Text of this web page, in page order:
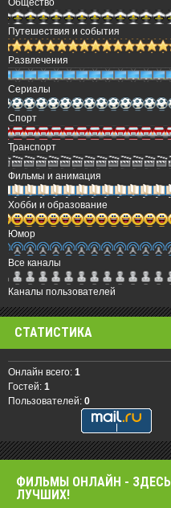
Путешествия и события
Развлечения
Сериалы
Спорт
Транспорт
Фильмы и анимация
Хобби и образование
Юмор
Все каналы
Каналы пользователей
СТАТИСТИКА
Онлайн всего: 1
Гостей: 1
Пользователей: 0
ФИЛЬМЫ OНЛАЙН -
ЛУЧШИХ!